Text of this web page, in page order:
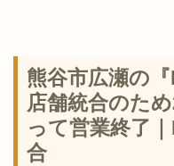
熊谷市広瀬の
店舗統合のた
って営業終了
合